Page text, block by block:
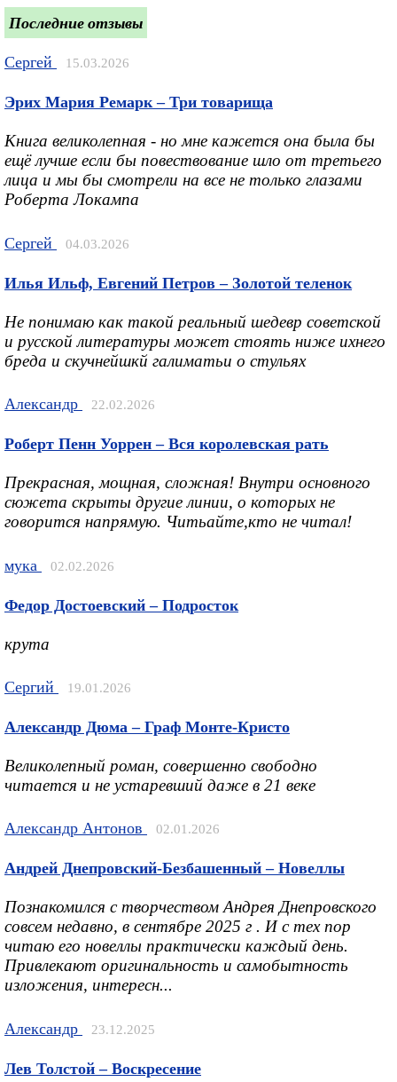
Последние отзывы
Сергей 15.03.2026
Эрих Мария Ремарк – Три товарища
Книга великолепная - но мне кажется она была бы
ещё лучше если бы повествование шло от третьего
лица и мы бы смотрели на все не только глазами
Роберта Локампа
Сергей 04.03.2026
Илья Ильф, Евгений Петров – Золотой теленок
Не понимаю как такой реальный шедевр советской
и русской литературы может стоять ниже ихнего
бреда и скучнейшкй галиматьи о стульях
Александр 22.02.2026
Роберт Пенн Уоррен – Вся королевская рать
Прекрасная, мощная, сложная! Внутри основного
сюжета скрыты другие линии, о которых не
говорится напрямую. Читьайте,кто не читал!
мука 02.02.2026
Федор Достоевский – Подросток
крута
Сергий 19.01.2026
Александр Дюма – Граф Монте-Кристо
Великолепный роман, совершенно свободно
читается и не устаревший даже в 21 веке
Александр Антонов 02.01.2026
Андрей Днепровский-Безбашенный – Новеллы
Познакомился с творчеством Андрея Днепровского
совсем недавно, в сентябре 2025 г . И с тех пор
читаю его новеллы практически каждый день.
Привлекают оригинальность и самобытность
изложения, интересн...
Александр 23.12.2025
Лев Толстой – Воскресение